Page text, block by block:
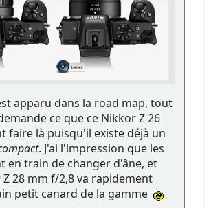
apparu dans la road map, tout
ce que ce Nikkor Z 26
faire là puisqu'il existe déjà un
. J'ai l'impression que les
en train de changer d'âne, et
28 mm f/2,8 va rapidement
petit canard de la gamme